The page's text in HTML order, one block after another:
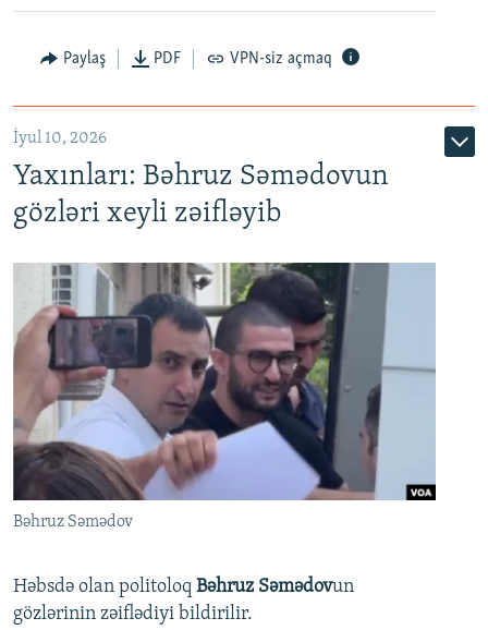
Paylaş PDF VPN-siz açmaq
İyul 10, 2026
Yaxınları: Bəhruz Səmədovun
gözləri xeyli zəifləyib
Bəhruz Səmədov
Həbsdə olan politoloq Bəhruz Səmədovun
gözlərinin zəiflədiyi bildirilir.